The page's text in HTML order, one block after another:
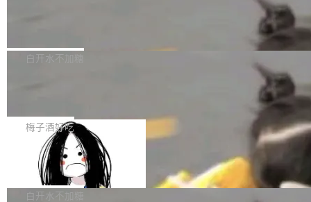
获配9...
题，该问题可能导致在旧版 Linux 内核...
P）！这一里程碑不仅标志着 Fluss 迈入新的发
长期停止内容更新，未能实现其作为“AI版维基百
提交的编辑请求也长期处于待处理状态。 Groki
pedia 于去年底上线，定位为由人工智能生成内
容的百科平台，被马斯克视为传统众包百科网站
维基百科的替代方案。Lawfare 调查发现，无论
热门页面还是低关注度页面，均未出现近期更
白开水不加糖
是这样的：配 MessageSource 的 Bean、写 R
eloadableResourceBundleMessageSource、
声明 LocaleResolver、注册 LocaleChangeInt
erceptor…五六步之后才能看到第一行翻译文
本。 Solon 换了个方式。整个 i18n 模块围绕三
梅子酒好吃
Apache Doris 4.1 全面增强 Iceberg：
支持 UPDATE、MERGE INTO 与 Iceb
erg V3
Apache Doris 4.1 要补齐的，正是缺失的那一
半。在已有查询能力的基础上，Doris 进一步支
白开水不加糖